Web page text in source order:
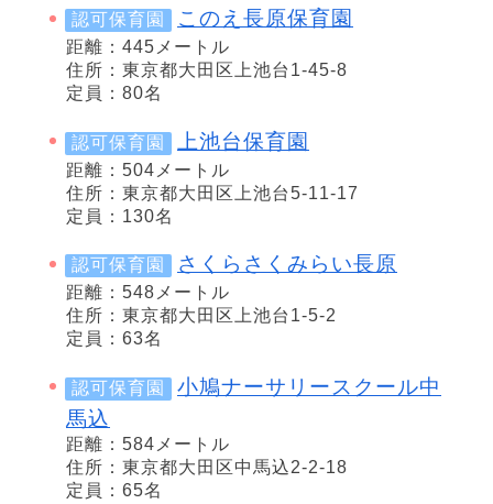
認可保育園 このえ長原保育園
距離：445メートル
住所：東京都大田区上池台1-45-8
定員：80名
認可保育園 上池台保育園
距離：504メートル
住所：東京都大田区上池台5-11-17
定員：130名
認可保育園 さくらさくみらい長原
距離：548メートル
住所：東京都大田区上池台1-5-2
定員：63名
認可保育園
小鳩ナーサリースクール中
馬込
距離：584メートル
住所：東京都大田区中馬込2-2-18
定員：65名